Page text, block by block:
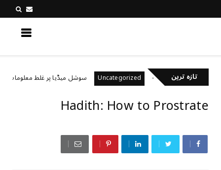
تازہ ترین
رکھتے ہیں؟ Uncategorized سوشل میڈیا پر غلط معلومات کیسے
Hadith: How to Prostrate